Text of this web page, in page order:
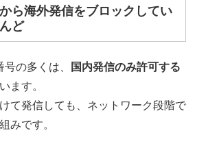
ら海外発信をブロックしてい
ど
の多くは、
国内発信のみ許可する
ます。
て発信しても、ネットワーク段階で
みです。